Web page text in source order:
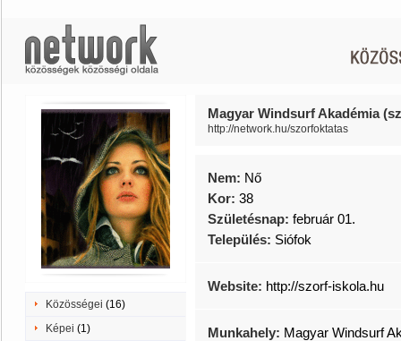
Közösségei (16)
Képei (1)
Magyar Windsurf Akadémia
http://network.hu/szorfoktatas
Nem: Nő
Kor: 38
Születésnap: február 01.
Település: Siófok
Website: http://szorf-iskola.hu
Munkahely: Magyar Windsurf